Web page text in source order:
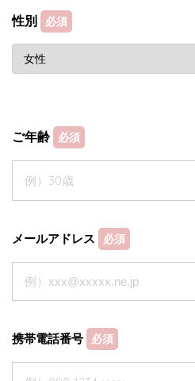
性別 必須
ご年齢 必須
メールアドレス 必須
携帯電話番号 必須